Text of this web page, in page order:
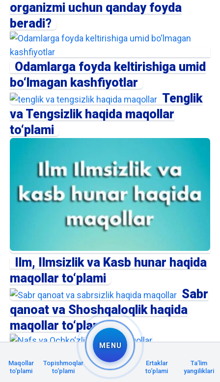
organizmi uchun qanday foyda
beradi?
Odamlarga foyda keltirishiga umid
bo‘lmagan kashfiyotlar
Tenglik
va Tengsizlik haqida maqollar
to‘plami
Ilm, Ilmsizlik va Kasb hunar haqida
maqollar to‘plami
Sabr
qanoat va Shoshqaloqlik haqida
maqollar to‘plami
Ochko‘zlik va Nafs haqida maqollar
to‘plami
Maqollar
to‘plami
Topishmoqlar
to‘plami
MENU
Ertaklar
to‘plami
Taʼlim
yangiliklari